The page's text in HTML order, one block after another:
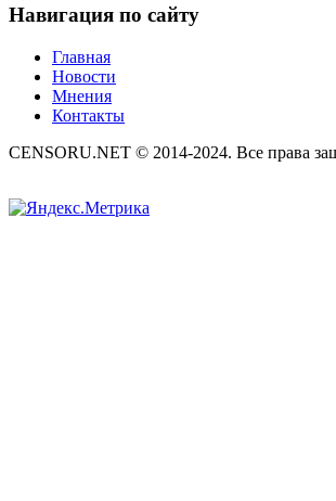
Навигация по сайту
Главная
Новости
Мнения
Контакты
CENSORU.NET © 2014-2024. Все права